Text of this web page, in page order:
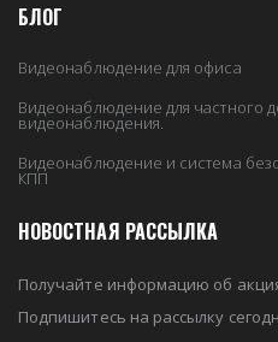
БЛОГ
Видеонаблюдение для офиса
Видеонаблюдение для частного
видеонаблюдения.
Видеонаблюдение и система
КПП
НОВОСТНАЯ РАССЫЛКА
Получайте информацию об
Подпишитесь на рассылку